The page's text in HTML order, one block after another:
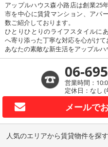
アップルハウス森小路店は創業25
市を中心に賃貸マンション、アパ
数ご紹介しております。
ひとりひとりのライフスタイルに
へ寄り添った丁寧な対応を心がけて
あなたの素敵な新生活をアップル
06-
営業時間：
定休日：なし
メールで
人気のエリアから賃貸物件を探す